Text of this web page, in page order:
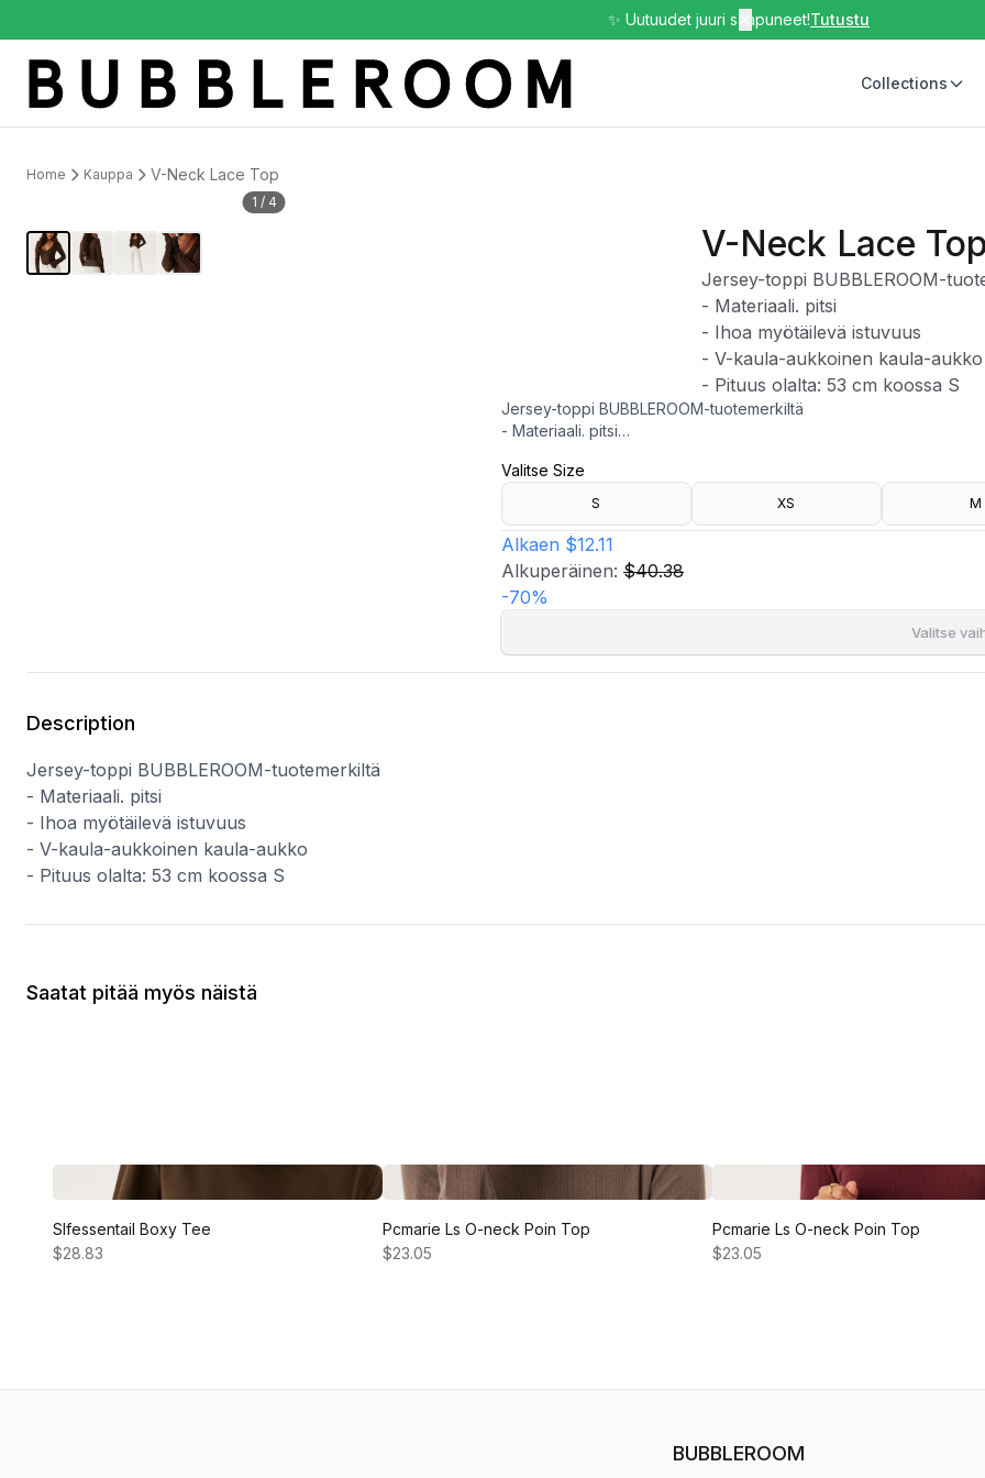
✨ Uutuudet juuri saapuneet!Tutustu
Collections
Home Kauppa V-Neck Lace Top
1 / 4
V-Neck Lace Top
Jersey-toppi BUBBLEROOM-
- Materiaali. pitsi
- Ihoa myötäilevä istuvuus
- V-kaula-aukkoinen kaula-aukko
- Pituus olalta: 53 cm koossa S
Jersey-toppi BUBBLEROOM-tuotemerkiltä
- Materiaali. pitsi
- V-kaula-aukkoinen kaula-aukko
Valitse Size
S XS M
Alkaen $12.11
Alkuperäinen: $40.38
-70%
Valitse
Description
Jersey-toppi BUBBLEROOM-tuotemerkiltä
- Materiaali. pitsi
- Ihoa myötäilevä istuvuus
- V-kaula-aukkoinen kaula-aukko
- Pituus olalta: 53 cm koossa S
Saatat pitää myös näistä
Slfessentail Boxy Tee
$28.83
Pcmarie Ls O-neck Poin Top
$23.05
Pcmarie Ls O-neck Poin Top
$23.05
BUBBLEROOM